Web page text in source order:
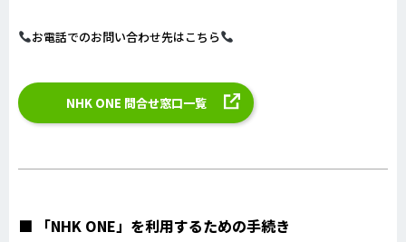
お電話でのお問い合わせ先はこちら
NHK ONE 問合せ窓口一覧
■ 「NHK ONE」を利用するための手続き